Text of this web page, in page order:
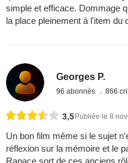
simple et efficace. Dommage
la place pleinement à l'item du
Georges P.
96 abonnés 866
3,5Publiée le 8
Un bon film même si le sujet
réflexion sur la mémoire et le
Rapace sort de ces anciens